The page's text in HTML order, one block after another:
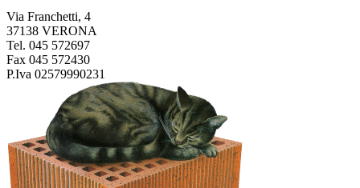
Via Franchetti, 4
37138 VERONA
Tel. 045 572697
Fax 045 572430
P.Iva 02579990231